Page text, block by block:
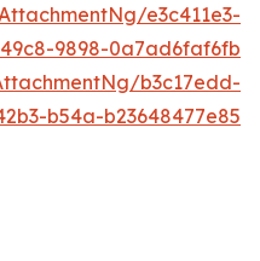
e3c411e3-
9898-0a7ad6faf6fb
b3c17edd-
b54a-b23648477e85